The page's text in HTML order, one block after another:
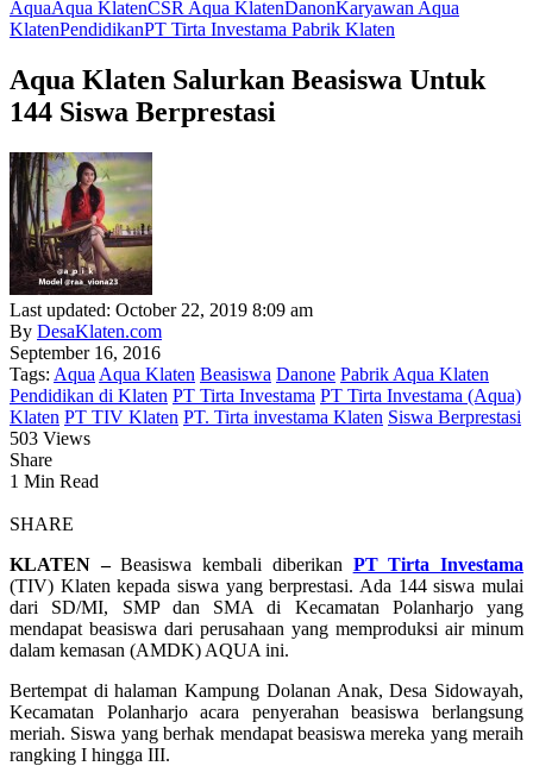
AquaAqua KlatenCSR Aqua KlatenDanonKaryawan Aqua
KlatenPendidikanPT Tirta Investama Pabrik Klaten
Aqua Klaten Salurkan Beasiswa Untuk
144 Siswa Berprestasi
Last updated: October 22, 2019 8:09 am
By DesaKlaten.com
September 16, 2016
Tags: Aqua Aqua Klaten Beasiswa Danone Pabrik Aqua Klaten
Pendidikan di Klaten PT Tirta Investama PT Tirta Investama (Aqua)
Klaten PT TIV Klaten PT. Tirta investama Klaten Siswa Berprestasi
503 Views
Share
1 Min Read
SHARE
KLATEN–Beasiswa kembali diberikan PT Tirta Investama
(TIV) Klaten kepada siswa yang berprestasi. Ada 144 siswa mulai
dari SD/MI, SMP dan SMA di Kecamatan Polanharjo yang
mendapat beasiswa dari perusahaan yang memproduksi air minum
dalam kemasan (AMDK) AQUA ini.
Bertempat di halaman Kampung Dolanan Anak, Desa Sidowayah,
Kecamatan Polanharjo acara penyerahan beasiswa berlangsung
meriah. Siswa yang berhak mendapat beasiswa mereka yang meraih
rangking I hingga III.